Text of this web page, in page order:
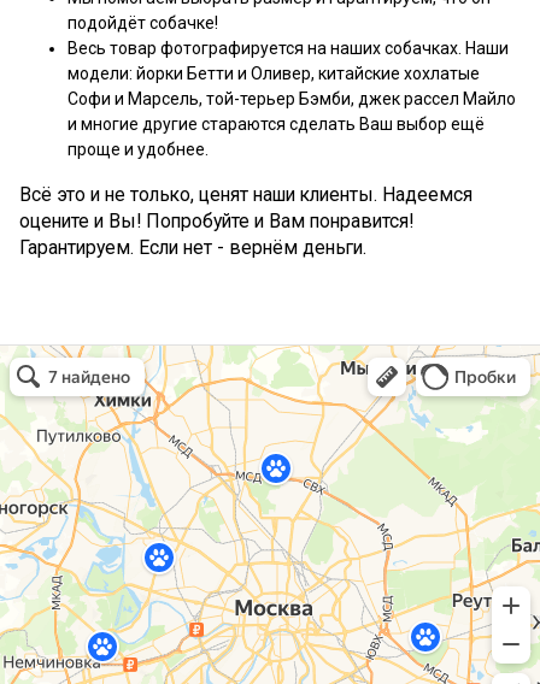
подойдёт собачке!
Весь товар фотографируется на наших собачках. Наши
модели: йорки Бетти и Оливер, китайские хохлатые
Софи и Марсель, той-терьер Бэмби, джек рассел Майло
и многие другие стараются сделать Ваш выбор ещё
проще и удобнее.
Всё это и не только, ценят наши клиенты. Надеемся
оцените и Вы! Попробуйте и Вам понравится!
Гарантируем. Если нет - вернём деньги.